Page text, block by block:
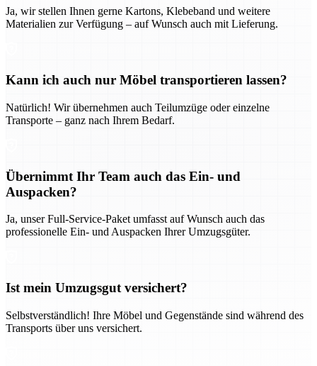
Ja, wir stellen Ihnen gerne Kartons, Klebeband und weitere
Materialien zur Verfügung – auf Wunsch auch mit Lieferung.
Kann ich auch nur Möbel transportieren lassen?
Natürlich! Wir übernehmen auch Teilumzüge oder einzelne
Transporte – ganz nach Ihrem Bedarf.
Übernimmt Ihr Team auch das Ein- und
Auspacken?
Ja, unser Full-Service-Paket umfasst auf Wunsch auch das
professionelle Ein- und Auspacken Ihrer Umzugsgüter.
Ist mein Umzugsgut versichert?
Selbstverständlich! Ihre Möbel und Gegenstände sind während des
Transports über uns versichert.